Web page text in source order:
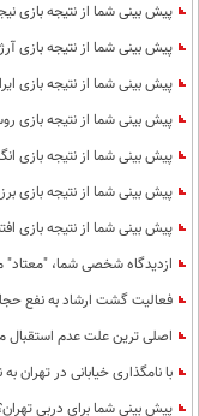
پیش بینی شما از نتیجه بازی
پیش بینی شما از نتیجه بازی
پیش بینی شما از نتیجه بازی
پیش بینی شما از نتیجه بازی
پیش بینی شما از نتیجه بازی
پیش بینی شما از نتیجه بازی
پیش بینی شما از نتیجه بازی
ازدیدگاه شخصی شما، "معتاد"
فعالیت گشت ارشاد به نفع
اصلی ترین علت عدم استقبال
با نامگذاری خیابانی در
پیش بینی شما برای دربی